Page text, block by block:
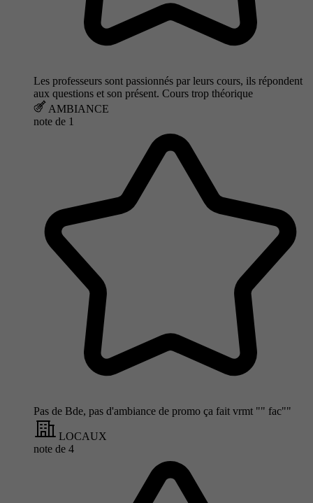
Les professeurs sont passionnés par leurs cours, ils répondent
aux questions et son présent. Cours trop théorique
AMBIANCE
note de 1
Pas de Bde, pas d'ambiance de promo ça fait vrmt "" fac""
LOCAUX
note de 4